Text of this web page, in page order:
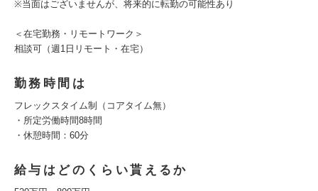
※当面はございませんが、将来的に転勤の可能性あり
＜在宅勤務・リモートワーク＞
相談可（週1日リモート・在宅）
勤務時間は
フレックスタイム制（コアタイム無）
・所定労働時間8時間
・休憩時間：60分
給与はどのくらい貰えるか